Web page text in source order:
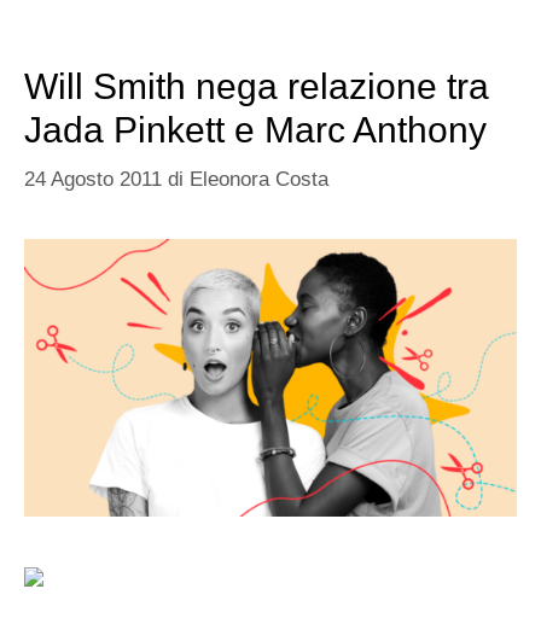
Will Smith nega relazione tra
Jada Pinkett e Marc Anthony
24 Agosto 2011 di Eleonora Costa